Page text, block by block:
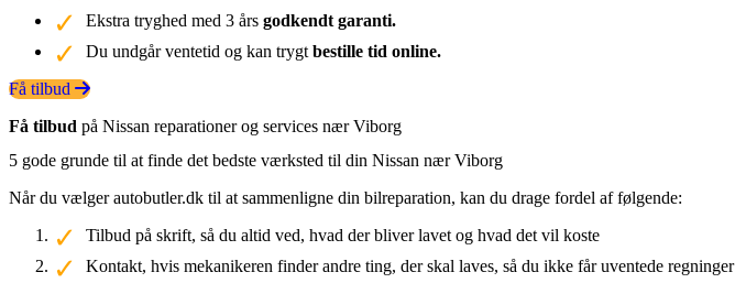
Ekstra tryghed med 3 års godkendt garanti.
Du undgår ventetid og kan trygt bestille tid online.
Få tilbud
Få tilbud på Nissan reparationer og services nær Viborg
5 gode grunde til at finde det bedste værksted til din Nissan nær Viborg
Når du vælger autobutler.dk til at sammenligne din bilreparation, kan du drage fordel af følgende:
Tilbud på skrift, så du altid ved, hvad der bliver lavet og hvad det vil koste
Kontakt, hvis mekanikeren finder andre ting, der skal laves, så du ikke får uventede regninger